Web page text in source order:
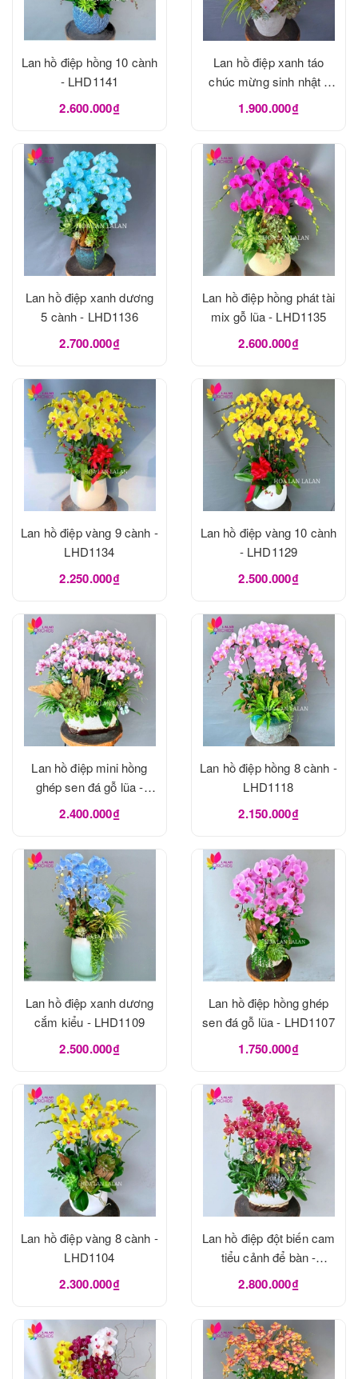
Lan hồ điệp hồng 10 cành
- LHD1141
2.600.000₫
Lan hồ điệp xanh táo
chúc mừng sinh nhật -
LHD1137
1.900.000₫
Lan hồ điệp xanh dương
5 cành - LHD1136
2.700.000₫
Lan hồ điệp hồng phát tài
mix gỗ lũa - LHD1135
2.600.000₫
Lan hồ điệp vàng 9 cành -
LHD1134
2.250.000₫
Lan hồ điệp vàng 10 cành
- LHD1129
2.500.000₫
Lan hồ điệp mini hồng
ghép sen đá gỗ lũa -
LHD1120
2.400.000₫
Lan hồ điệp hồng 8 cành -
LHD1118
2.150.000₫
Lan hồ điệp xanh dương
cắm kiểu - LHD1109
2.500.000₫
Lan hồ điệp hồng ghép
sen đá gỗ lũa - LHD1107
1.750.000₫
Lan hồ điệp vàng 8 cành -
LHD1104
2.300.000₫
Lan hồ điệp đột biến cam
tiểu cảnh để bàn -
LHD1103
2.800.000₫